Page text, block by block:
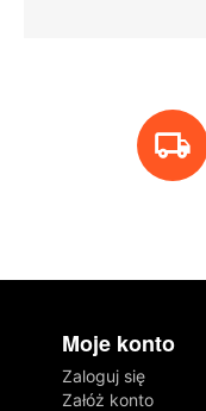
Moje konto
Zaloguj się
Załóż konto